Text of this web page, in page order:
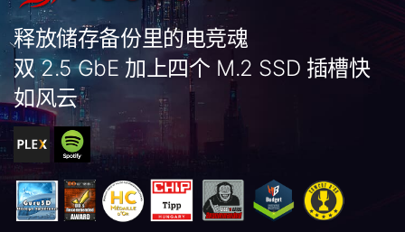
释放储存备份里的电竞魂
双 2.5 GbE 加上四个 M.2 SSD 插槽快
如风云